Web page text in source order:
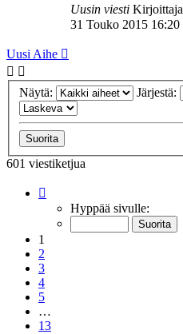
Uusin viesti Kirjoittaja
31 Touko 2015 16:20
Uusi Aihe
Näytä: Järjestä:
601 viestiketjua
13 Hyppää sivulle:
1
2
3
4
5
…
13